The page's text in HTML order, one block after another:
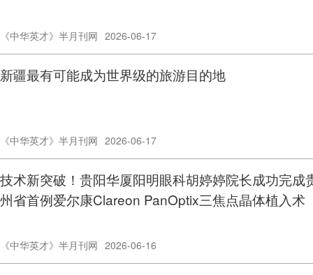
《中华英才》半月刊网 2026-06-17
新疆最有可能成为世界级的旅游目的地
《中华英才》半月刊网 2026-06-17
技术新突破！贵阳华厦阳明眼科胡婷婷院长成功完成
州省首例爱尔康Clareon PanOptix三焦点晶体植入术
《中华英才》半月刊网 2026-06-16